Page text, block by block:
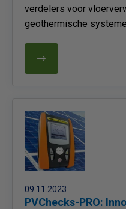
verdelers voor
geothermische
09.11.2023
PVChecks-PRO: